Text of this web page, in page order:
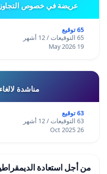
عريضة في خصوص
65 توقيع
65 التوقيعات / 12 أشهر
19 May 2026
مناشدة
63 توقيع
63 التوقيعات / 12 أشهر
26 Oct 2025
من أجل استعادة